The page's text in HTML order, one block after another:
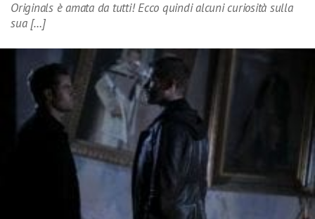
Originals è amata da tutti! Ecco quindi alcuni curiosità sulla
sua […]